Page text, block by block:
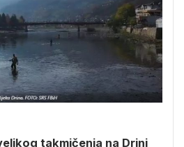
takmičenja na Drini